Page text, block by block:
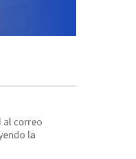
al correo
la